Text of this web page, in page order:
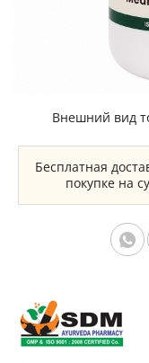
Внешний вид
Бесплатная
покупке на